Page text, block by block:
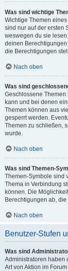
Was sind wichtige
Wichtige Themen
sind nur auf der ersten
weswegen du sie
deinen
die Berechtigungen
Nach oben
Was sind
Geschlossene
kann und bei denen
Themen können aus
gesperrt werden.
Themen zu schließen,
wurde.
Nach oben
Was sind Themen-
Themen-Symbole sind
Thema in Verbindung
können. Die
Berechtigungen ab,
Nach oben
Benutzer-Stufen
Was sind
Administratoren haben
Art von Aktion im